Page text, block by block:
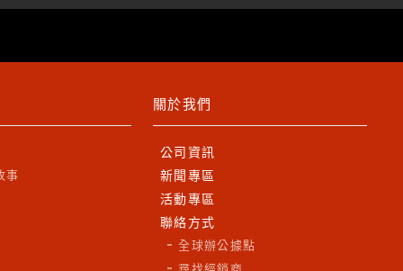
事
關於我們
公司資訊
新聞專區
活動專區
聯絡方式
全球辦公據點